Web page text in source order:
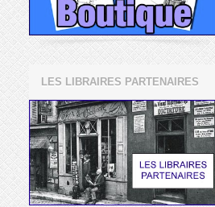
LES LIBRAIRES PARTENAIRES